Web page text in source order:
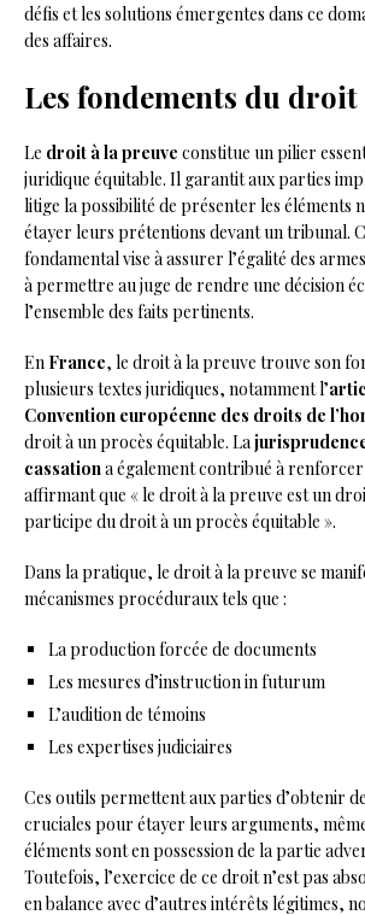
défis et les solutions émergentes dans ce
des affaires.
Les fondements du droit
Le droit à la preuve constitue un pilier
juridique équitable. Il garantit aux parties
litige la possibilité de présenter les éléments
étayer leurs prétentions devant un tribunal.
fondamental vise à assurer l’égalité des
à permettre au juge de rendre une décision
l’ensemble des faits pertinents.
En France, le droit à la preuve trouve son
plusieurs textes juridiques, notamment l’
Convention européenne des droits de
droit à un procès équitable. La
cassationa également contribué à
affirmant que « le droit à la preuve est un
participe du droit à un procès équitable ».
Dans la pratique, le droit à la preuve se
mécanismes procéduraux tels que :
La production forcée de documents
Les mesures d’instruction in futurum
L’audition de témoins
Les expertises judiciaires
Ces outils permettent aux parties d’obtenir
cruciales pour étayer leurs arguments,
éléments sont en possession de la partie
Toutefois, l’exercice de ce droit n’est pas
en balance avec d’autres intérêts légitimes,